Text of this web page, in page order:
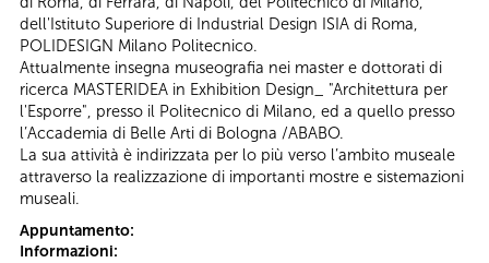
dell'Istituto Superiore di Industrial Design ISIA di Roma,
POLIDESIGN Milano Politecnico.
Attualmente insegna museografia nei master e dottorati di
ricerca MASTERIDEA in Exhibition Design_ "Architettura per
l'Esporre", presso il Politecnico di Milano, ed a quello presso
l’Accademia di Belle Arti di Bologna /ABABO.
La sua attività è indirizzata per lo più verso l’ambito museale
attraverso la realizzazione di importanti mostre e sistemazioni
museali.
Appuntamento:
Informazioni: